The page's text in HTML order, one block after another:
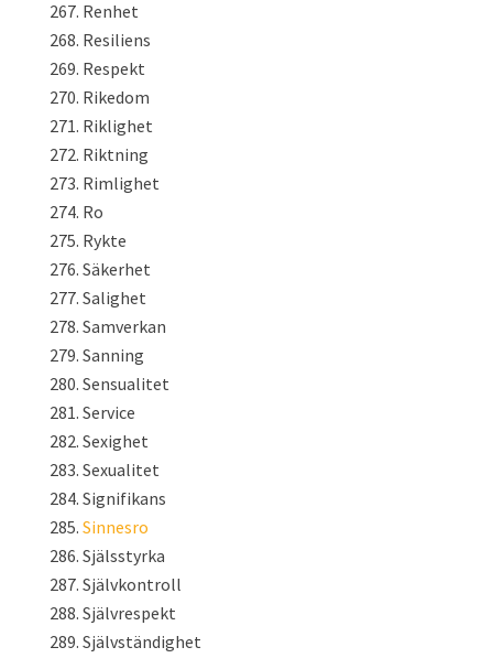
Renhet
Resiliens
Respekt
Rikedom
Riklighet
Riktning
Rimlighet
Ro
Rykte
Säkerhet
Salighet
Samverkan
Sanning
Sensualitet
Service
Sexighet
Sexualitet
Signifikans
Sinnesro
Själsstyrka
Självkontroll
Självrespekt
Självständighet